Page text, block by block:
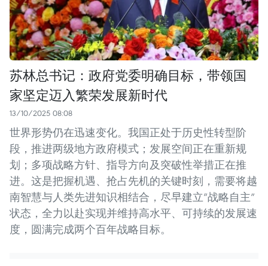
苏林总书记：政府党委明确目标，带领国
家坚定迈入繁荣发展新时代
13/10/2025 08:08
世界形势仍在迅速变化。我国正处于历史性转型阶
段，推进两级地方政府模式；发展空间正在重新规
划；多项战略方针、指导方向及突破性举措正在推
进。这是把握机遇、抢占先机的关键时刻，需要将越
南智慧与人类先进知识相结合，尽早建立“战略自主”
状态，全力以赴实现并维持高水平、可持续的发展速
度，圆满完成两个百年战略目标。